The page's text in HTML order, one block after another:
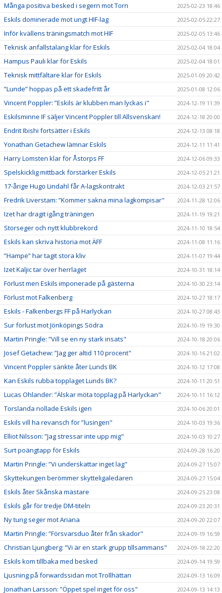
Många positiva besked i segern mot Torn 2025-02-23 18:46
Eskils dominerade mot ungt HIF-lag 2025-02-05 22:27
Inför kvällens träningsmatch mot HIF 2025-02-05 13:46
Teknisk anfallstalang klar för Eskils 2025-02-04 18:04
Hampus Pauli klar för Eskils 2025-02-04 18:01
Teknisk mittfältare klar för Eskils 2025-01-09 20:42
”Lunde” hoppas på ett skadefritt år 2025-01-08 12:06
Vincent Poppler: ”Eskils är klubben man lyckas i" 2024-12-19 11:39
Eskilsminne IF säljer Vincent Poppler till Allsvenskan! 2024-12-18 20:00
Endrit Ibishi fortsätter i Eskils 2024-12-13 08:18
Yonathan Getachew lämnar Eskils 2024-12-11 11:41
Harry Lomsten klar för Åstorps FF 2024-12-06 09:33
Spelskicklig mittback förstärker Eskils 2024-12-05 21:21
17-årige Hugo Lindahl får A-lagskontrakt 2024-12-03 21:57
Fredrik Liverstam: ”Kommer sakna mina lagkompisar" 2024-11-28 12:06
Izet har dragit igång träningen 2024-11-19 19:21
Storseger och nytt klubbrekord 2024-11-10 18:54
Eskils kan skriva historia mot ÄFF 2024-11-08 11:16
”Hampe” har tagit stora kliv 2024-11-07 19:44
Izet Kaljic tar över herrlaget 2024-10-31 18:14
Förlust men Eskils imponerade på gästerna 2024-10-30 23:14
Förlust mot Falkenberg 2024-10-27 18:17
Eskils - Falkenbergs FF på Harlyckan 2024-10-27 08:43
Sur förlust mot Jönköpings Södra 2024-10-19 19:30
Martin Pringle: ”Vill se en ny stark insats" 2024-10-18 20:06
Josef Getachew: ”Jag ger altid 110 procent" 2024-10-16 21:02
Vincent Poppler sänkte åter Lunds BK 2024-10-12 17:08
Kan Eskils rubba topplaget Lunds BK? 2024-10-11 20:51
Lucas Ohlander: ”Älskar möta topplag på Harlyckan" 2024-10-11 16:12
Torslanda nollade Eskils igen 2024-10-06 20:01
Eskils vill ha revansch för ”lusingen" 2024-10-03 19:36
Elliot Nilsson: ”Jag stressar inte upp mig" 2024-10-03 10:27
Surt poängtapp för Eskils 2024-09-28 16:20
Martin Pringle: ”Vi underskattar inget lag" 2024-09-27 15:07
Skyttekungen berömmer skytteligaledaren 2024-09-27 15:04
Eskils åter Skånska mästare 2024-09-25 23:08
Eskils går för tredje DM-titeln 2024-09-23 20:31
Ny tung seger mot Ariana 2024-09-20 22:07
Martin Pringle: ”Försvarsduo åter från skador" 2024-09-19 16:59
Christian Ljungberg: ”Vi är en stark grupp tillsammans" 2024-09-18 22:20
Eskils kom tillbaka med besked 2024-09-14 19:59
Ljusning på forwardssidan mot Trollhättan 2024-09-13 16:09
Jonathan Larsson: ”Öppet spel inget för oss" 2024-09-13 14:13